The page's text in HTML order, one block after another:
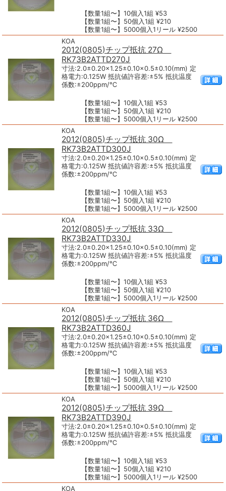
【数量1組〜】10個入1組 ¥53
【数量1組〜】50個入1組 ¥210
【数量1組〜】5000個入1リール ¥2500
KOA
2012(0805)チップ抵抗 27Ω
RK73B2ATTD270J
寸法:2.0±0.20×1.25±0.10×0.5±0.10(mm) 定
格電力:0.125W 抵抗値許容差:±5% 抵抗温度
係数:±200ppm/℃
【数量1組〜】10個入1組 ¥53
【数量1組〜】50個入1組 ¥210
【数量1組〜】5000個入1リール ¥2500
KOA
2012(0805)チップ抵抗 30Ω
RK73B2ATTD300J
寸法:2.0±0.20×1.25±0.10×0.5±0.10(mm) 定
格電力:0.125W 抵抗値許容差:±5% 抵抗温度
係数:±200ppm/℃
【数量1組〜】10個入1組 ¥53
【数量1組〜】50個入1組 ¥210
【数量1組〜】5000個入1リール ¥2500
KOA
2012(0805)チップ抵抗 33Ω
RK73B2ATTD330J
寸法:2.0±0.20×1.25±0.10×0.5±0.10(mm) 定
格電力:0.125W 抵抗値許容差:±5% 抵抗温度
係数:±200ppm/℃
【数量1組〜】10個入1組 ¥53
【数量1組〜】50個入1組 ¥210
【数量1組〜】5000個入1リール ¥2500
KOA
2012(0805)チップ抵抗 36Ω
RK73B2ATTD360J
寸法:2.0±0.20×1.25±0.10×0.5±0.10(mm) 定
格電力:0.125W 抵抗値許容差:±5% 抵抗温度
係数:±200ppm/℃
【数量1組〜】10個入1組 ¥53
【数量1組〜】50個入1組 ¥210
【数量1組〜】5000個入1リール ¥2500
KOA
2012(0805)チップ抵抗 39Ω
RK73B2ATTD390J
寸法:2.0±0.20×1.25±0.10×0.5±0.10(mm) 定
格電力:0.125W 抵抗値許容差:±5% 抵抗温度
係数:±200ppm/℃
【数量1組〜】10個入1組 ¥53
【数量1組〜】50個入1組 ¥210
【数量1組〜】5000個入1リール ¥2500
KOA